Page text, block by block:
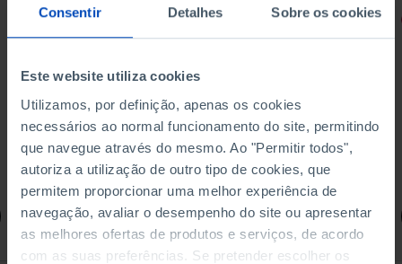
Consentir Detalhes Sobre os cookies
Este website utiliza cookies
Utilizamos, por definição, apenas os cookies
necessários ao normal funcionamento do site, permitindo
que navegue através do mesmo. Ao "Permitir todos",
autoriza a utilização de outro tipo de cookies, que
permitem proporcionar uma melhor experiência de
navegação, avaliar o desempenho do site ou apresentar
as melhores ofertas de produtos e serviços, de acordo
com as suas preferências. Se pretender escolher os
RETRATOS
4,50 € 5,00 € -10%
Comprar